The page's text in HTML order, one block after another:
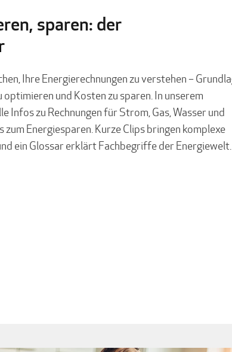
sparen: der
Ihre Energierechnungen zu verstehen –
und Kosten zu sparen. In unserem
Infos zu Rechnungen für Strom, Gas, Wasser und
Energiesparen. Kurze Clips bringen komplexe
ein Glossar erklärt Fachbegriffe der Energiewelt.